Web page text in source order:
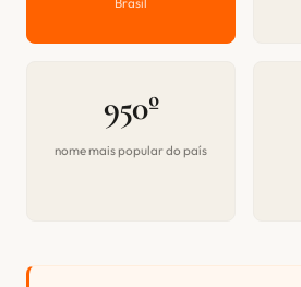
950º
nome mais popular do país